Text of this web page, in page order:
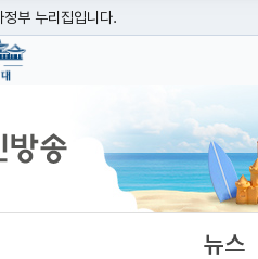
부 누리집입니다.
주소를 사용하고 있다면 아래 URL에서
뉴스